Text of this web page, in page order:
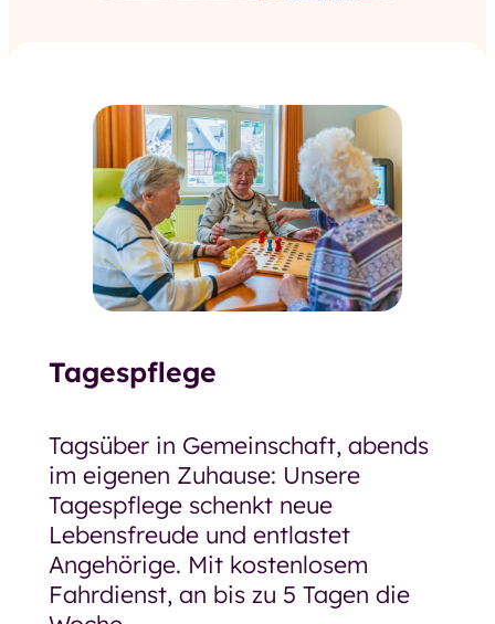
Tagespflege
Tagsüber in Gemeinschaft, abends
im eigenen Zuhause: Unsere
Tagespflege schenkt neue
Lebensfreude und entlastet
Angehörige. Mit kostenlosem
Fahrdienst, an bis zu 5 Tagen die